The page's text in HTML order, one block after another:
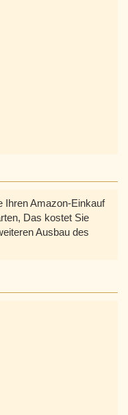
Ihren Amazon-Einkauf
Das kostet Sie
Ausbau des